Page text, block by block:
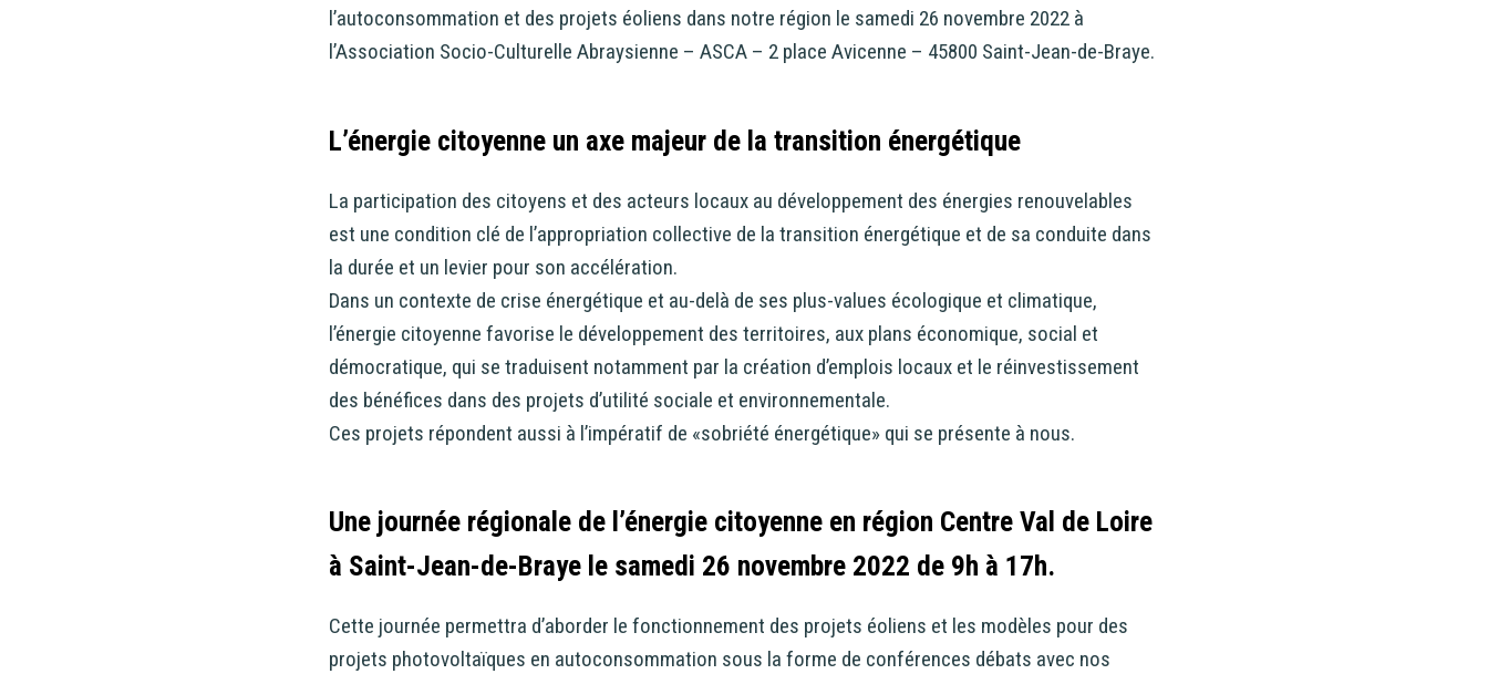
l’autoconsommation et des projets éoliens dans notre région le samedi 26 novembre 2022 à
l’Association Socio-Culturelle Abraysienne – ASCA – 2 place Avicenne – 45800 Saint-Jean-de-Braye.
L’énergie citoyenne un axe majeur de la transition énergétique
La participation des citoyens et des acteurs locaux au développement des énergies renouvelables
est une condition clé de l’appropriation collective de la transition énergétique et de sa conduite dans
la durée et un levier pour son accélération.
Dans un contexte de crise énergétique et au-delà de ses plus-values écologique et climatique,
l’énergie citoyenne favorise le développement des territoires, aux plans économique, social et
démocratique, qui se traduisent notamment par la création d’emplois locaux et le réinvestissement
des bénéfices dans des projets d’utilité sociale et environnementale.
Ces projets répondent aussi à l’impératif de «sobriété énergétique» qui se présente à nous.
Une journée régionale de l’énergie citoyenne en région Centre Val de Loire
à Saint-Jean-de-Braye le samedi 26 novembre 2022 de 9h à 17h.
Cette journée permettra d’aborder le fonctionnement des projets éoliens et les modèles pour des
projets photovoltaïques en autoconsommation sous la forme de conférences débats avec nos
CONTINUER VERS COOPHUB